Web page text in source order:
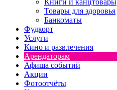
Книги и канцтовары
Товары для здоровья
Банкоматы
Фудкорт
Услуги
Кино и развлечения
Арендаторам
Афиша событий
Акции
Фотоотчёты